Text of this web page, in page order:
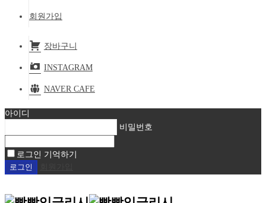
회원가입
장바구니
INSTAGRAM
NAVER CAFE
아이디
비밀번호
로그인 기억하기